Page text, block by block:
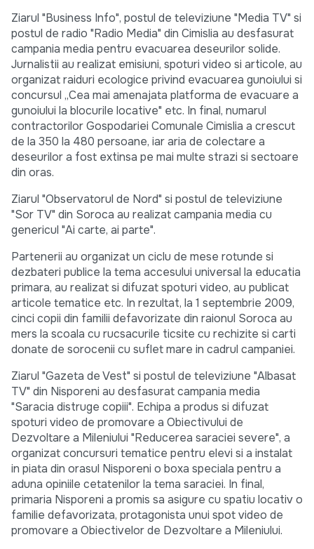
Ziarul "Business Info", postul de televiziune "Media TV" si
postul de radio "Radio Media" din Cimislia au desfasurat
campania media pentru evacuarea deseurilor solide.
Jurnalistii au realizat emisiuni, spoturi video si articole, au
organizat raiduri ecologice privind evacuarea gunoiului si
concursul ,,Cea mai amenajata platforma de evacuare a
gunoiului la blocurile locative" etc. In final, numarul
contractorilor Gospodariei Comunale Cimislia a crescut
de la 350 la 480 persoane, iar aria de colectare a
deseurilor a fost extinsa pe mai multe strazi si sectoare
din oras.
Ziarul "Observatorul de Nord" si postul de televiziune
"Sor TV" din Soroca au realizat campania media cu
genericul "Ai carte, ai parte".
Partenerii au organizat un ciclu de mese rotunde si
dezbateri publice la tema accesului universal la educatia
primara, au realizat si difuzat spoturi video, au publicat
articole tematice etc. In rezultat, la 1 septembrie 2009,
cinci copii din familii defavorizate din raionul Soroca au
mers la scoala cu rucsacurile ticsite cu rechizite si carti
donate de sorocenii cu suflet mare in cadrul campaniei.
Ziarul "Gazeta de Vest" si postul de televiziune "Albasat
TV" din Nisporeni au desfasurat campania media
"Saracia distruge copiii". Echipa a produs si difuzat
spoturi video de promovare a Obiectivului de
Dezvoltare a Mileniului "Reducerea saraciei severe", a
organizat concursuri tematice pentru elevi si a instalat
in piata din orasul Nisporeni o boxa speciala pentru a
aduna opiniile cetatenilor la tema saraciei. In final,
primaria Nisporeni a promis sa asigure cu spatiu locativ o
familie defavorizata, protagonista unui spot video de
promovare a Obiectivelor de Dezvoltare a Mileniului.